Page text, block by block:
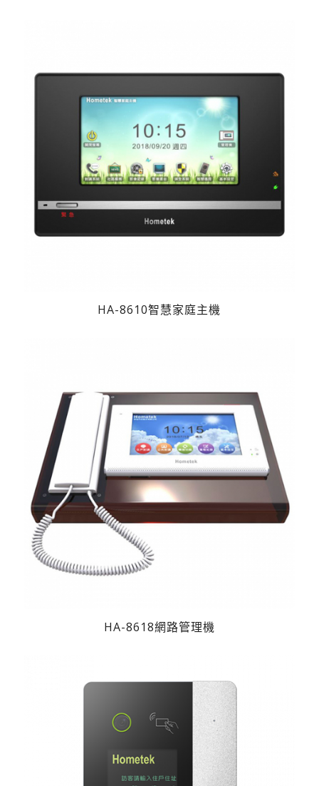
HA-8610智慧家庭主機
HA-8618網路管理機